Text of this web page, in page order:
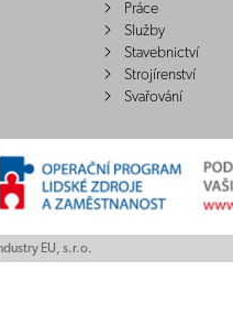
Práce
Služby
Stavebnictví
Strojírenství
Svařování
EU, s.r.o.